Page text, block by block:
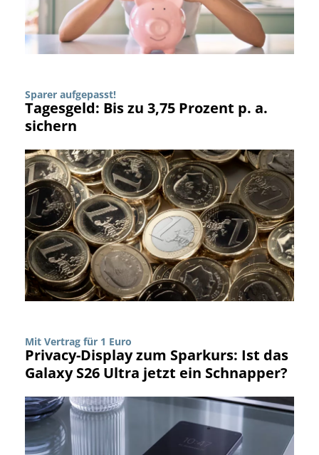
Sparer aufgepasst!
Tagesgeld: Bis zu 3,75 Prozent p. a.
sichern
Mit Vertrag für 1 Euro
Privacy-Display zum Sparkurs: Ist das
Galaxy S26 Ultra jetzt ein Schnapper?